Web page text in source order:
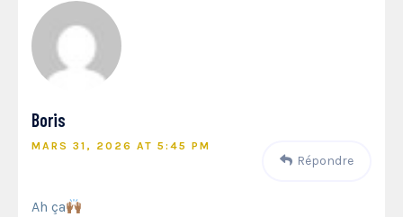
Boris
MARS 31, 2026 AT 5:45 PM
Répondre
Ah ça